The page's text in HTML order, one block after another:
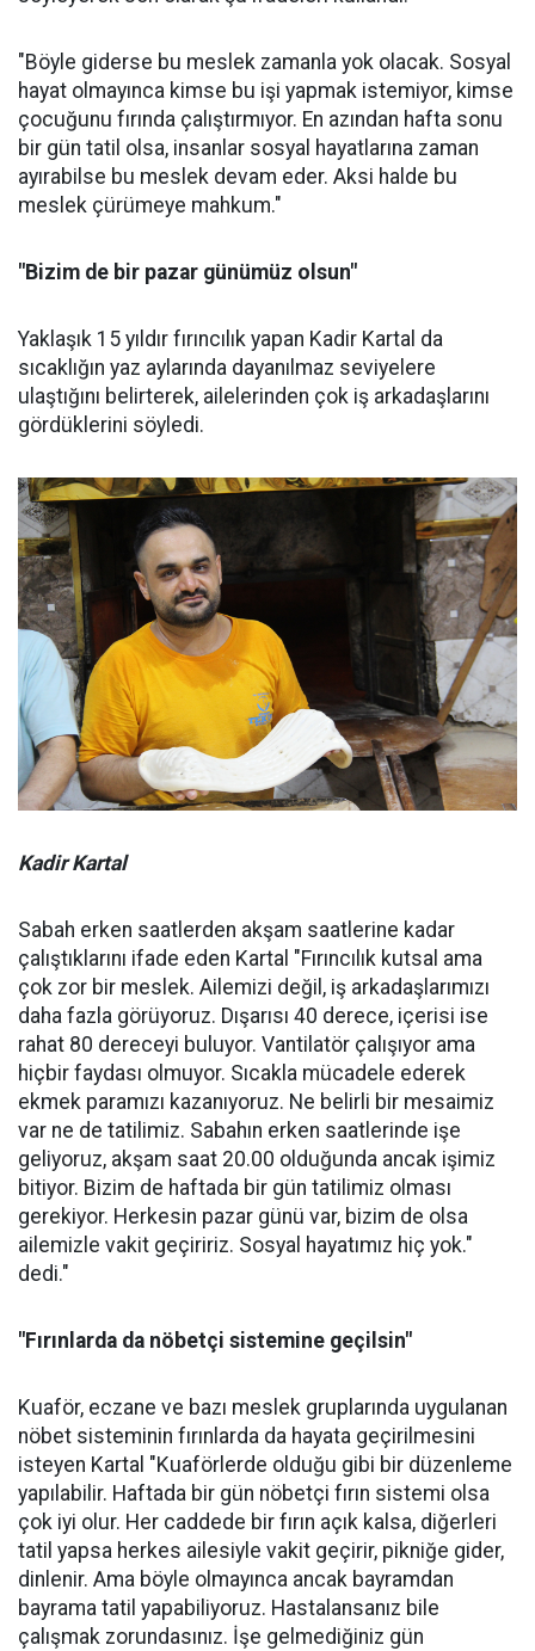
"Böyle giderse bu meslek zamanla yok olacak. Sosyal
hayat olmayınca kimse bu işi yapmak istemiyor, kimse
çocuğunu fırında çalıştırmıyor. En azından hafta sonu
bir gün tatil olsa, insanlar sosyal hayatlarına zaman
ayırabilse bu meslek devam eder. Aksi halde bu
meslek çürümeye mahkum."
"Bizim de bir pazar günümüz olsun"
Yaklaşık 15 yıldır fırıncılık yapan Kadir Kartal da
sıcaklığın yaz aylarında dayanılmaz seviyelere
ulaştığını belirterek, ailelerinden çok iş arkadaşlarını
gördüklerini söyledi.
Kadir Kartal
Sabah erken saatlerden akşam saatlerine kadar
çalıştıklarını ifade eden Kartal "Fırıncılık kutsal ama
çok zor bir meslek. Ailemizi değil, iş arkadaşlarımızı
daha fazla görüyoruz. Dışarısı 40 derece, içerisi ise
rahat 80 dereceyi buluyor. Vantilatör çalışıyor ama
hiçbir faydası olmuyor. Sıcakla mücadele ederek
ekmek paramızı kazanıyoruz. Ne belirli bir mesaimiz
var ne de tatilimiz. Sabahın erken saatlerinde işe
geliyoruz, akşam saat 20.00 olduğunda ancak işimiz
bitiyor. Bizim de haftada bir gün tatilimiz olması
gerekiyor. Herkesin pazar günü var, bizim de olsa
ailemizle vakit geçiririz. Sosyal hayatımız hiç yok."
dedi."
"Fırınlarda da nöbetçi sistemine geçilsin"
Kuaför, eczane ve bazı meslek gruplarında uygulanan
nöbet sisteminin fırınlarda da hayata geçirilmesini
isteyen Kartal "Kuaförlerde olduğu gibi bir düzenleme
yapılabilir. Haftada bir gün nöbetçi fırın sistemi olsa
çok iyi olur. Her caddede bir fırın açık kalsa, diğerleri
tatil yapsa herkes ailesiyle vakit geçirir, pikniğe gider,
dinlenir. Ama böyle olmayınca ancak bayramdan
bayrama tatil yapabiliyoruz. Hastalansanız bile
çalışmak zorundasınız. İşe gelmediğiniz gün